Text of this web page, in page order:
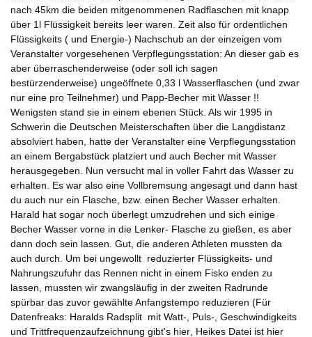
nach 45km die beiden mitgenommenen Radflaschen mit knapp
über 1l Flüssigkeit bereits leer waren. Zeit also für ordentlichen
Flüssigkeits ( und Energie-) Nachschub an der einzeigen vom
Veranstalter vorgesehenen Verpflegungsstation: An dieser gab es
aber überraschenderweise (oder soll ich sagen
bestürzenderweise) ungeöffnete 0,33 l Wasserflaschen (und zwar
nur eine pro Teilnehmer) und Papp-Becher mit Wasser !!
Wenigsten stand sie in einem ebenen Stück. Als wir 1995 in
Schwerin die Deutschen Meisterschaften über die Langdistanz
absolviert haben, hatte der Veranstalter eine Verpflegungsstation
an einem Bergabstück platziert und auch Becher mit Wasser
herausgegeben. Nun versucht mal in voller Fahrt das Wasser zu
erhalten. Es war also eine Vollbremsung angesagt und dann hast
du auch nur ein Flasche, bzw. einen Becher Wasser erhalten.
Harald hat sogar noch überlegt umzudrehen und sich einige
Becher Wasser vorne in die Lenker- Flasche zu gießen, es aber
dann doch sein lassen. Gut, die anderen Athleten mussten da
auch durch. Um bei ungewollt reduzierter Flüssigkeits- und
Nahrungszufuhr das Rennen nicht in einem Fisko enden zu
lassen, mussten wir zwangsläufig in der zweiten Radrunde
spürbar das zuvor gewählte Anfangstempo reduzieren (Für
Datenfreaks: Haralds Radsplit mit Watt-, Puls-, Geschwindigkeits
und Trittfrequenzaufzeichnung gibt's hier , Heikes Datei ist hier